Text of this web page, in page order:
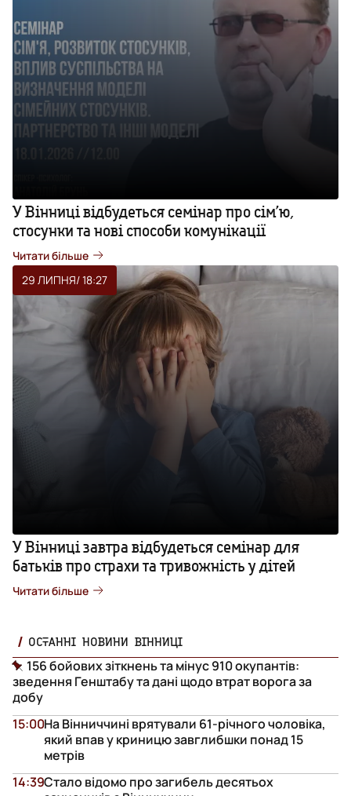
У Вінниці відбудеться семінар про сім’ю,
стосунки та нові способи комунікації
Читати більше
29 ЛИПНЯ/ 18:27
У Вінниці завтра відбудеться семінар для
батьків про страхи та тривожність у дітей
Читати більше
ОСТАННІ НОВИНИ ВІННИЦІ
156 бойових зіткнень та мінус 910 окупантів:
зведення Генштабу та дані щодо втрат ворога за
добу
На Вінниччині врятували 61-річного чоловіка,
який впав у криницю завглибшки понад 15
метрів
15:00
Стало відомо про загибель десятьох
14:39